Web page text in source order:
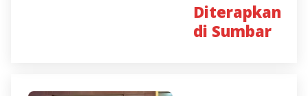
Diterapkan
di Sumbar